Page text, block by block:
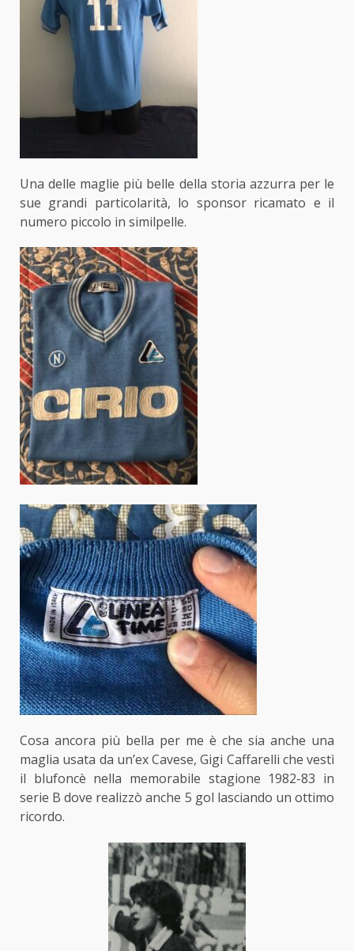
Una delle maglie più belle della storia azzurra per le
sue grandi particolarità, lo sponsor ricamato e il
numero piccolo in similpelle.
Cosa ancora più bella per me è che sia anche una
maglia usata da un’ex Cavese, Gigi Caffarelli che vestì
il blufoncè nella memorabile stagione 1982-83 in
serie B dove realizzò anche 5 gol lasciando un ottimo
ricordo.